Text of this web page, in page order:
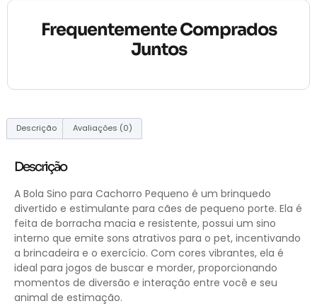
Frequentemente Comprados
Juntos
Descrição Avaliações (0)
Descrição
A Bola Sino para Cachorro Pequeno é um brinquedo
divertido e estimulante para cães de pequeno porte. Ela é
feita de borracha macia e resistente, possui um sino
interno que emite sons atrativos para o pet, incentivando
a brincadeira e o exercício. Com cores vibrantes, ela é
ideal para jogos de buscar e morder, proporcionando
momentos de diversão e interação entre você e seu
animal de estimação.